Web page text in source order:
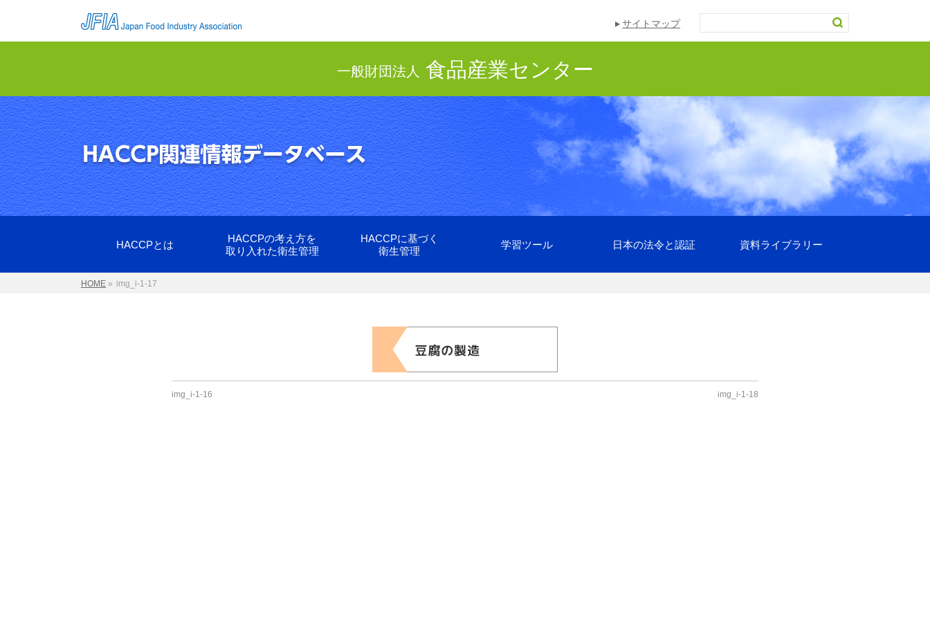
サイトマップ
一般財団法人 食品産業センター
HACCPとは
HACCPの考え方を
取り入れた衛生管理
HACCPに基づく
衛生管理
学習ツール 日本の法令と認証 資料ライブラリー
HOME » img_i-1-17
img_i-1-16 img_i-1-18